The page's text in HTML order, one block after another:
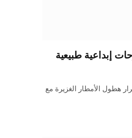
إبداعية طبيعية
هطول الأمطار الغزيرة مع